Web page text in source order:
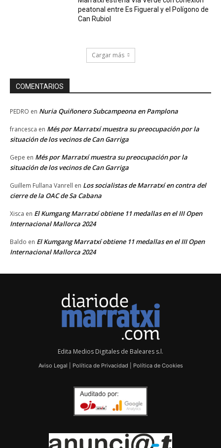
peatonal entre Es Figueral y el Polígono de
Can Rubiol
Cargar más
COMENTARIOS
PEDRO en Nuria Quiñonero Subcampeona en Pamplona
francesca en Més por Marratxí muestra su preocupación por la
situación de los vecinos de Can Garriga
Gepe en Més por Marratxí muestra su preocupación por la
situación de los vecinos de Can Garriga
Guillem Fullana Vanrell en Los socialistas de Marratxí en contra del
cierre de la OAC de Sa Cabana
Xisca en El Kumgang Marratxí obtiene 11 medallas en el III Open
Internacional Mallorca 2024
Baldo en El Kumgang Marratxí obtiene 11 medallas en el III Open
Internacional Mallorca 2024
Edita Medios Digitales de Baleares s.l.
Aviso Legal Política de Privacidad Política de Cookies